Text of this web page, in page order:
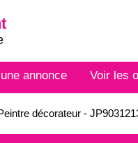
annonce Voir les
décorateur -